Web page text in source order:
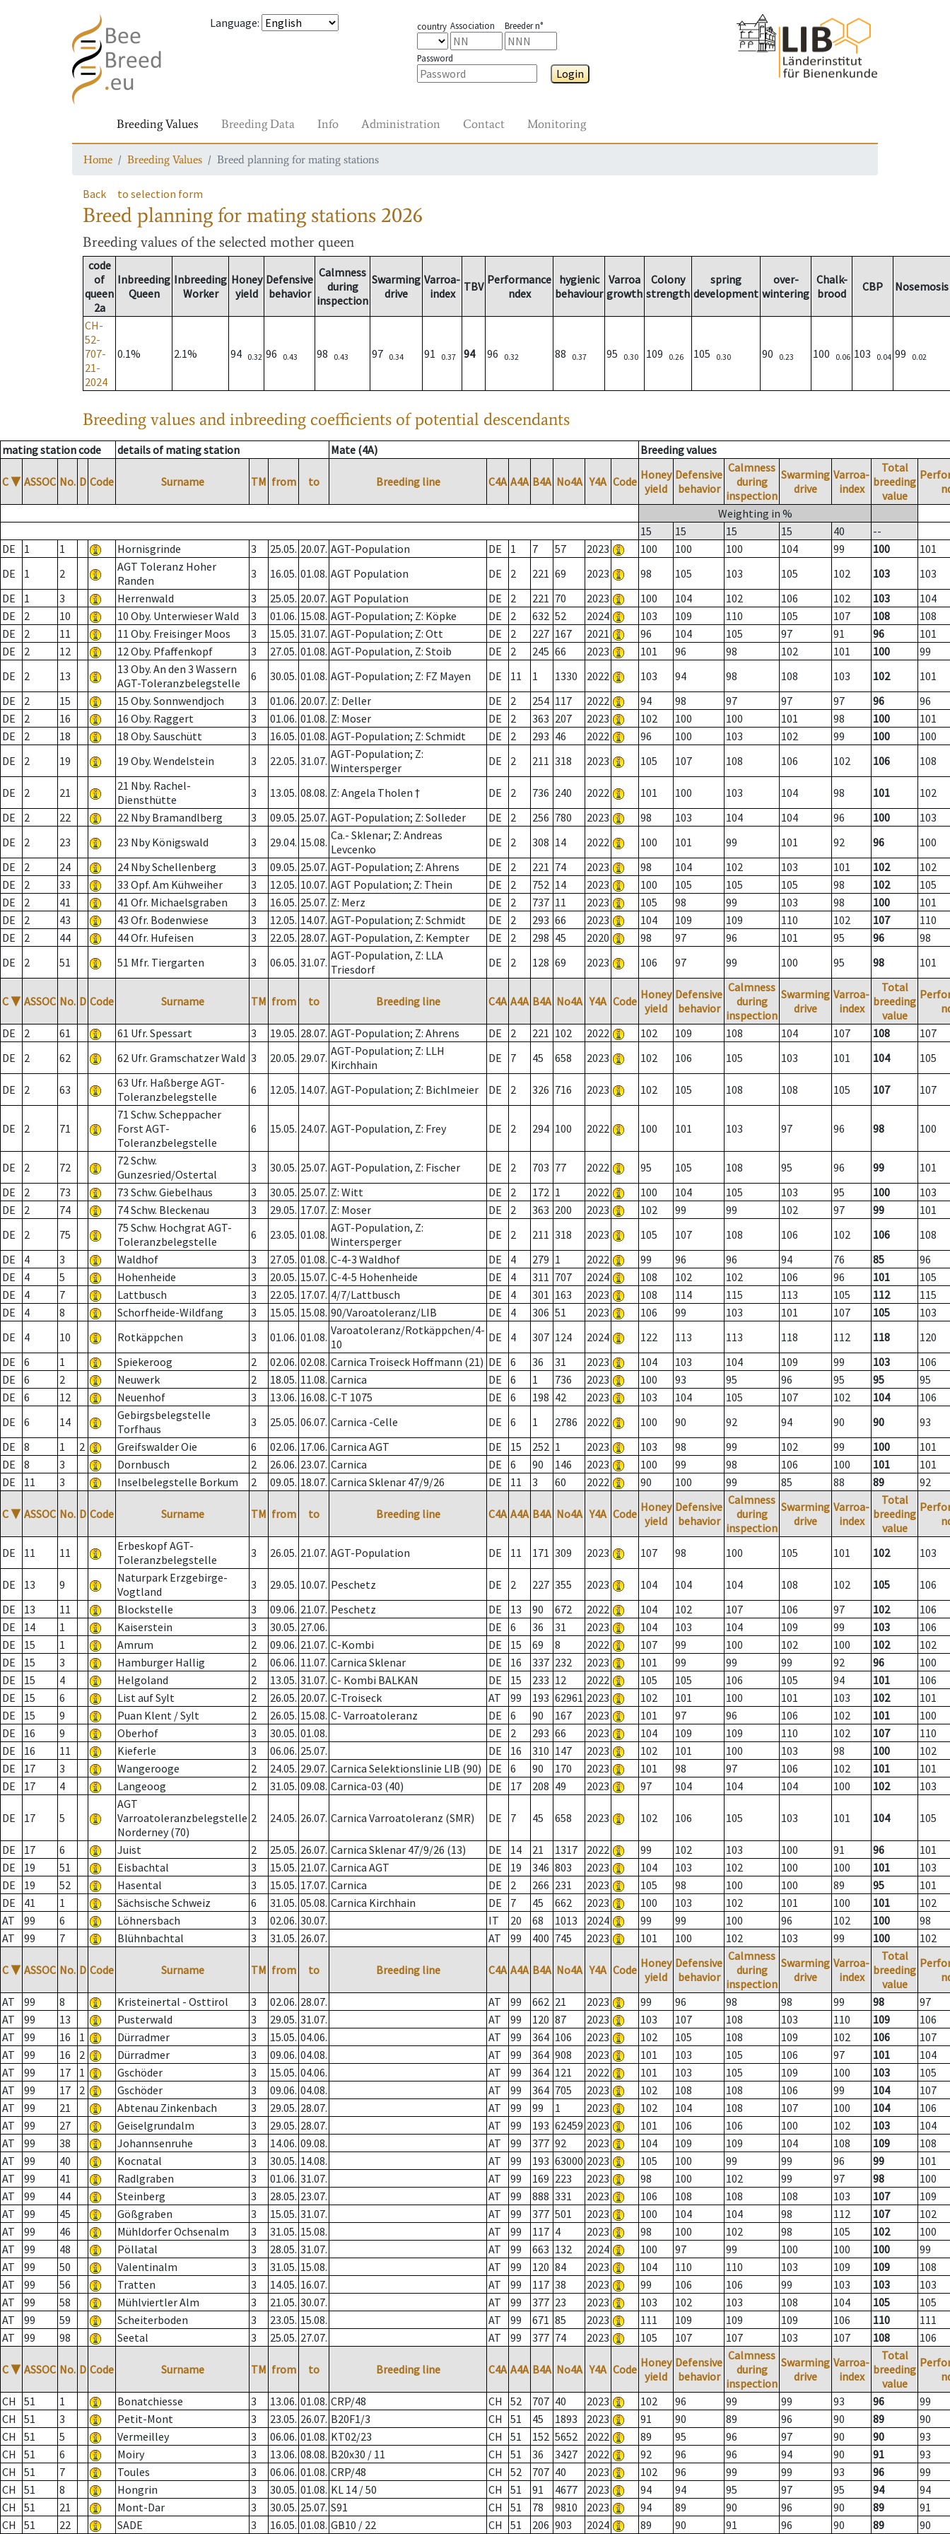
Language: country Association Breeder n°
Password
Login
Breeding Values Breeding Data Info Administration Contact Monitoring
Home Breeding Values Breed planning for mating stations
Back to selection form
Breed planning for mating stations 2026
Breeding values of the selected mother queen
code
of
queen
2a
Inbreeding
Queen
Inbreeding
Worker
Honey
yield
Defensive
behavior
Calmness
during
inspection
Swarming
drive
Varroa-
index
TBV Performance
ndex
hygienic
behaviour
Varroa
growth
Colony
strength
spring
development
over-
wintering
Chalk-
brood
CBP Nosemosis
CH-
52-
707-
21-
2024
0.1% 2.1% 94 0.32 96 0.43 98 0.43 97 0.34 91 0.37 94 96 0.32 88 0.37 95 0.30 109 0.26 105 0.30 90 0.23 100 0.06 103 0.04 99 0.02
Breeding values and inbreeding coefficients of potential descendants
mating station code details of mating station Mate (4A) Breeding values
C ▼ ASSOC No. D Code Surname TM from to Breeding line C4A A4A B4A No4A Y4A Code Honey
yield
Defensive
behavior
Calmness
during
inspection
Swarming
drive
Varroa-
index
Total
breeding
value
Weighting in %
15
15 15 15 40
--
DE
1 1 Hornisgrinde 3 25.05. 20.07. AGT-Population DE 1 7 57 2023 100 100 100 104 99 100
101
DE
1 2
AGT Toleranz Hoher
Randen
3 16.05. 01.08. AGT Population DE 2 221 69 2023 98 105 103 105 102 103
103
DE
1 3 Herrenwald 3 25.05. 20.07. AGT Population DE 2 221 70 2023 100 104 102 106 102 103
104
DE
2 10 10 Oby. Unterwieser Wald 3 01.06. 15.08. AGT-Population; Z: Köpke DE 2 632 52 2024 103 109 110 105 107 108
108
DE
2 11 11 Oby. Freisinger Moos 3 15.05. 31.07. AGT-Population; Z: Ott DE 2 227 167 2021 96 104 105 97 91 96
101
DE
2 12 12 Oby. Pfaffenkopf 3 27.05. 01.08. AGT-Population, Z: Stoib DE 2 245 66 2023 101 96 98 102 101 100
99
DE
2 13
13 Oby. An den 3 Wassern
AGT-Toleranzbelegstelle
6 30.05. 01.08. AGT-Population; Z: FZ Mayen DE 11 1 1330 2022 103 94 98 108 103 102
101
DE
2 15 15 Oby. Sonnwendjoch 3 01.06. 20.07. Z: Deller DE 2 254 117 2022 94 98 97 97 97 96
96
DE
2 16 16 Oby. Raggert 3 01.06. 01.08. Z: Moser DE 2 363 207 2023 102 100 100 101 98 100
101
DE
2 18 18 Oby. Sauschütt 3 16.05. 01.08. AGT-Population; Z: Schmidt DE 2 293 46 2022 96 100 103 102 99 100
100
DE
2 19 19 Oby. Wendelstein 3 22.05. 31.07. AGT-Population; Z:
Wintersperger
DE 2 211 318 2023 105 107 108 106 102 106 108
DE 2 21
21 Nby. Rachel-
Diensthütte
3 13.05. 08.08. Z: Angela Tholen † DE 2 736 240 2022 101 100 103 104 98 101
102
DE
2 22 22 Nby Bramandlberg 3 09.05. 25.07. AGT-Population; Z: Solleder DE 2 256 780 2023 98 103 104 104 96 100
103
DE
2 23 23 Nby Königswald 3 29.04. 15.08. Ca.- Sklenar; Z: Andreas
Levcenko
DE 2 308 14 2022 100 101 99 101 92 96
100
DE
2 24 24 Nby Schellenberg 3 09.05. 25.07. AGT-Population; Z: Ahrens DE 2 221 74 2023 98 104 102 103 101 102
102
DE
2 33 33 Opf. Am Kühweiher 3 12.05. 10.07. AGT Population; Z: Thein DE 2 752 14 2023 100 105 105 105 98 102
105
DE
2 41 41 Ofr. Michaelsgraben 3 16.05. 25.07. Z: Merz DE 2 737 11 2023 105 98 99 103 98 100
101
DE
2 43 43 Ofr. Bodenwiese 3 12.05. 14.07. AGT-Population; Z: Schmidt DE 2 293 66 2023 104 109 109 110 102 107
110
DE
2 44 44 Ofr. Hufeisen 3 22.05. 28.07. AGT-Population, Z: Kempter DE 2 298 45 2020 98 97 96 101 95 96
98
DE
2 51 51 Mfr. Tiergarten 3 06.05. 31.07. AGT-Population, Z: LLA
Triesdorf
DE 2 128 69 2023 106 97 99 100 95 98 101
C ▼ ASSOC No. D Code Surname TM from to Breeding line C4A A4A B4A No4A Y4A Code Honey
yield
Defensive
behavior
Calmness
during
inspection
Swarming
drive
Varroa-
index
Total
breeding
value
DE
2 61 61 Ufr. Spessart 3 19.05. 28.07. AGT-Population; Z: Ahrens DE 2 221 102 2022 102 109 108 104 107 108
107
DE
2 62 62 Ufr. Gramschatzer Wald 3 20.05. 29.07. AGT-Population; Z: LLH
Kirchhain
DE 7 45 658 2023 102 106 105 103 101 104 105
DE 2 63
63 Ufr. Haßberge AGT-
Toleranzbelegstelle
6 12.05. 14.07. AGT-Population; Z: Bichlmeier DE 2 326 716 2023 102 105 108 108 105 107 107
DE 2 71
71 Schw. Scheppacher
Forst AGT-
Toleranzbelegstelle
6 15.05. 24.07. AGT-Population, Z: Frey DE 2 294 100 2022 100 101 103 97 96 98 100
DE 2 72
72 Schw.
Gunzesried/Ostertal
3 30.05. 25.07. AGT-Population, Z: Fischer DE 2 703 77 2022 95 105 108 95 96 99
101
DE
2 73 73 Schw. Giebelhaus 3 30.05. 25.07. Z: Witt DE 2 172 1 2022 100 104 105 103 95 100
103
DE
2 74 74 Schw. Bleckenau 3 29.05. 17.07. Z: Moser DE 2 363 200 2023 102 99 99 102 97 99
101
DE
2 75
75 Schw. Hochgrat AGT-
Toleranzbelegstelle
6 23.05. 01.08. AGT-Population, Z:
Wintersperger
DE 2 211 318 2023 105 107 108 106 102 106
108
DE
4 3 Waldhof 3 27.05. 01.08. C-4-3 Waldhof DE 4 279 1 2022 99 96 96 94 76 85
96
DE
4 5 Hohenheide 3 20.05. 15.07. C-4-5 Hohenheide DE 4 311 707 2024 108 102 102 106 96 101
105
DE
4 7 Lattbusch 3 22.05. 17.07. 4/7/Lattbusch DE 4 301 163 2023 108 114 115 113 105 112
115
DE
4 8 Schorfheide-Wildfang 3 15.05. 15.08. 90/Varoatoleranz/LIB DE 4 306 51 2023 106 99 103 101 107 105
103
DE
4 10 Rotkäppchen 3 01.06. 01.08. Varoatoleranz/Rotkäppchen/4-
10
DE 4 307 124 2024 122 113 113 118 112 118
120
DE
6 1 Spiekeroog 2 02.06. 02.08. Carnica Troiseck Hoffmann (21) DE 6 36 31 2023 104 103 104 109 99 103
106
DE
6 2 Neuwerk 2 18.05. 11.08. Carnica DE 6 1 736 2023 100 93 95 96 95 95
95
DE
6 12 Neuenhof 3 13.06. 16.08. C-T 1075 DE 6 198 42 2023 103 104 105 107 102 104
106
DE
6 14
Gebirgsbelegstelle
Torfhaus
3 25.05. 06.07. Carnica -Celle DE 6 1 2786 2022 100 90 92 94 90 90
93
DE
8 1 2 Greifswalder Oie 6 02.06. 17.06. Carnica AGT DE 15 252 1 2023 103 98 99 102 99 100
101
DE
8 3 Dornbusch 2 26.06. 23.07. Carnica DE 6 90 146 2023 100 99 98 106 100 101
101
DE
11 3 Inselbelegstelle Borkum 2 09.05. 18.07. Carnica Sklenar 47/9/26 DE 11 3 60 2022 90 100 99 85 88 89 92
C ▼ ASSOC No. D Code Surname TM from to Breeding line C4A A4A B4A No4A Y4A Code Honey
yield
Defensive
behavior
Calmness
during
inspection
Swarming
drive
Varroa-
index
Total
breeding
value
DE 11 11
Erbeskopf AGT-
Toleranzbelegstelle
3 26.05. 21.07. AGT-Population DE 11 171 309 2023 107 98 100 105 101 102 103
DE 13 9
Naturpark Erzgebirge-
Vogtland
3 29.05. 10.07. Peschetz DE 2 227 355 2023 104 104 104 108 102 105
106
DE
13 11 Blockstelle 3 09.06. 21.07. Peschetz DE 13 90 672 2022 104 102 107 106 97 102
106
DE
14 1 Kaiserstein 3 30.05. 27.06. DE 6 36 31 2023 104 103 104 109 99 103
106
DE
15 1 Amrum 2 09.06. 21.07. C-Kombi DE 15 69 8 2022 107 99 100 102 100 102
102
DE
15 3 Hamburger Hallig 2 06.06. 11.07. Carnica Sklenar DE 16 337 232 2023 101 99 99 99 92 96
100
DE
15 4 Helgoland 2 13.05. 31.07. C- Kombi BALKAN DE 15 233 12 2022 105 105 106 105 94 101
106
DE
15 6 List auf Sylt 2 26.05. 20.07. C-Troiseck AT 99 193 62961 2023 102 101 100 101 103 102
101
DE
15 9 Puan Klent / Sylt 2 26.05. 15.08. C- Varroatoleranz DE 6 90 167 2023 101 97 96 106 102 101
100
DE
16 9 Oberhof 3 30.05. 01.08. DE 2 293 66 2023 104 109 109 110 102 107
110
DE
16 11 Kieferle 3 06.06. 25.07. DE 16 310 147 2023 102 101 100 103 98 100
102
DE
17 3 Wangerooge 2 24.05. 29.07. Carnica Selektionslinie LIB (90) DE 6 90 170 2023 101 98 97 106 102 101
101
DE
17 4 Langeoog 2 31.05. 09.08. Carnica-03 (40) DE 17 208 49 2023 97 104 104 104 100 102 103
DE 17 5
AGT
Varroatoleranzbelegstelle
Norderney (70)
2 24.05. 26.07. Carnica Varroatoleranz (SMR) DE 7 45 658 2023 102 106 105 103 101 104 105
DE 17 6 Juist 2 25.05. 26.07. Carnica Sklenar 47/9/26 (13) DE 14 21 1317 2022 99 102 103 100 91 96
101
DE
19 51 Eisbachtal 3 15.05. 21.07. Carnica AGT DE 19 346 803 2023 104 103 102 100 100 101
103
DE
19 52 Hasental 3 15.05. 17.07. Carnica DE 2 266 231 2023 105 98 100 100 89 95
101
DE
41 1 Sächsische Schweiz 6 31.05. 05.08. Carnica Kirchhain DE 7 45 662 2023 100 103 102 101 100 101
102
AT
99 6 Löhnersbach 3 02.06. 30.07. IT 20 68 1013 2024 99 99 100 96 102 100
98
AT
99 7 Blühnbachtal 3 31.05. 26.07. AT 99 400 745 2023 101 100 102 103 99 100 102
C ▼ ASSOC No. D Code Surname TM from to Breeding line C4A A4A B4A No4A Y4A Code Honey
yield
Defensive
behavior
Calmness
during
inspection
Swarming
drive
Varroa-
index
Total
breeding
value
AT
99 8 Kristeinertal - Osttirol 3 02.06. 28.07. AT 99 662 21 2023 99 96 98 98 99 98
97
AT
99 13 Pusterwald 3 29.05. 31.07. AT 99 120 87 2023 103 107 108 103 110 109
106
AT
99 16 1 Dürradmer 3 15.05. 04.06. AT 99 364 106 2023 102 105 108 109 102 106
107
AT
99 16 2 Dürradmer 3 09.06. 04.08. AT 99 364 908 2023 101 103 105 106 97 101
104
AT
99 17 1 Gschöder 3 15.05. 04.06. AT 99 364 121 2022 101 103 105 109 100 103
105
AT
99 17 2 Gschöder 3 09.06. 04.08. AT 99 364 705 2023 102 108 108 106 99 104
107
AT
99 21 Abtenau Zinkenbach 3 29.05. 28.07. AT 99 99 1 2023 102 104 108 107 100 104
106
AT
99 27 Geiselgrundalm 3 29.05. 28.07. AT 99 193 62459 2023 101 106 106 100 102 103
104
AT
99 38 Johannsenruhe 3 14.06. 09.08. AT 99 377 92 2023 104 109 109 104 108 109
108
AT
99 40 Kocnatal 3 30.05. 14.08. AT 99 193 63000 2023 105 100 99 99 96 99
101
AT
99 41 Radlgraben 3 01.06. 31.07. AT 99 169 223 2023 98 100 102 99 97 98
100
AT
99 44 Steinberg 3 28.05. 23.07. AT 99 888 331 2023 106 108 108 108 103 107
109
AT
99 45 Gößgraben 3 15.05. 31.07. AT 99 377 501 2023 100 104 104 98 112 107
102
AT
99 46 Mühldorfer Ochsenalm 3 31.05. 15.08. AT 99 117 4 2023 98 100 102 98 105 102
100
AT
99 48 Pöllatal 3 28.05. 31.07. AT 99 663 132 2024 100 97 99 100 100 100
99
AT
99 50 Valentinalm 3 31.05. 15.08. AT 99 120 84 2023 104 110 110 103 109 109
108
AT
99 56 Tratten 3 14.05. 16.07. AT 99 117 38 2023 99 106 106 99 103 103
103
AT
99 58 Mühlviertler Alm 3 21.05. 30.07. AT 99 377 23 2023 103 102 103 108 104 105
105
AT
99 59 Scheiterboden 3 23.05. 15.08. AT 99 671 85 2023 111 109 109 109 106 110
111
AT
99 98 Seetal 3 25.05. 27.07. AT 99 377 74 2023 105 107 107 103 107 108 106
C ▼ ASSOC No. D Code Surname TM from to Breeding line C4A A4A B4A No4A Y4A Code Honey
yield
Defensive
behavior
Calmness
during
inspection
Swarming
drive
Varroa-
index
Total
breeding
value
CH
51 1 Bonatchiesse 3 13.06. 01.08. CRP/48 CH 52 707 40 2023 102 96 99 99 93 96
99
CH
51 3 Petit-Mont 3 23.05. 26.07. B20F1/3 CH 51 45 1893 2023 91 90 89 96 90 89
90
CH
51 5 Vermeilley 3 06.06. 01.08. KT02/23 CH 51 152 5652 2022 89 95 96 97 90 90
93
CH
51 6 Moiry 3 13.06. 08.08. B20x30 / 11 CH 51 36 3427 2022 92 96 96 94 90 91
93
CH
51 7 Toules 3 06.06. 01.08. CRP/48 CH 52 707 40 2023 102 96 99 99 93 96
99
CH
51 8 Hongrin 3 30.05. 01.08. KL 14 / 50 CH 51 91 4677 2023 94 94 95 97 95 94
94
CH
51 21 Mont-Dar 3 30.05. 25.07. S91 CH 51 78 9810 2023 94 89 90 96 90 89
91
CH
51 22 SADE 3 16.05. 01.08. GB10 / 22 CH 51 206 903 2024 89 90 91 96 90 89 90